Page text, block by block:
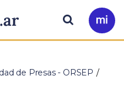
Ir
a
Buscar
de Presas - ORSEP